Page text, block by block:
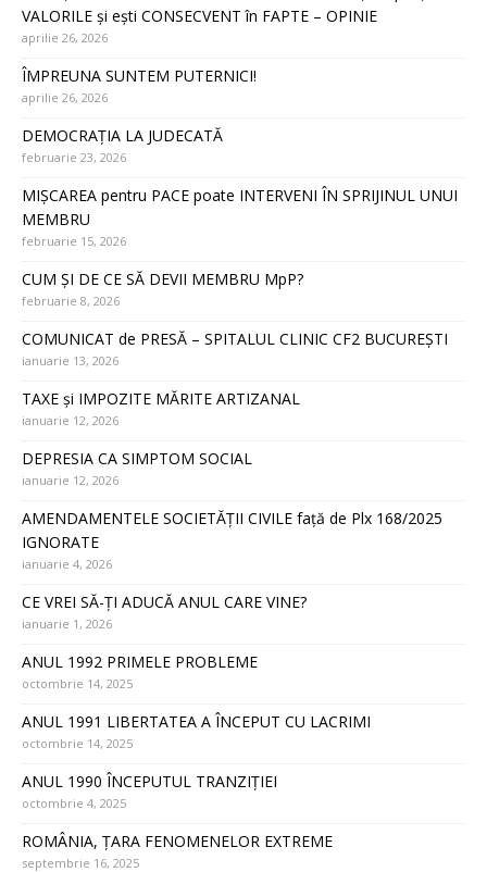
VALORILE și ești CONSECVENT în FAPTE – OPINIE
aprilie 26, 2026
ÎMPREUNA SUNTEM PUTERNICI!
aprilie 26, 2026
DEMOCRAȚIA LA JUDECATĂ
februarie 23, 2026
MIȘCAREA pentru PACE poate INTERVENI ÎN SPRIJINUL UNUI
MEMBRU
februarie 15, 2026
CUM ȘI DE CE SĂ DEVII MEMBRU MpP?
februarie 8, 2026
COMUNICAT de PRESĂ – SPITALUL CLINIC CF2 BUCUREȘTI
ianuarie 13, 2026
TAXE și IMPOZITE MĂRITE ARTIZANAL
ianuarie 12, 2026
DEPRESIA CA SIMPTOM SOCIAL
ianuarie 12, 2026
AMENDAMENTELE SOCIETĂȚII CIVILE față de Plx 168/2025
IGNORATE
ianuarie 4, 2026
CE VREI SĂ-ȚI ADUCĂ ANUL CARE VINE?
ianuarie 1, 2026
ANUL 1992 PRIMELE PROBLEME
octombrie 14, 2025
ANUL 1991 LIBERTATEA A ÎNCEPUT CU LACRIMI
octombrie 14, 2025
ANUL 1990 ÎNCEPUTUL TRANZIȚIEI
octombrie 4, 2025
ROMÂNIA, ȚARA FENOMENELOR EXTREME
septembrie 16, 2025